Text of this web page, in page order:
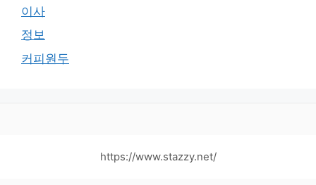
이사
정보
커피원두
https://www.stazzy.net/